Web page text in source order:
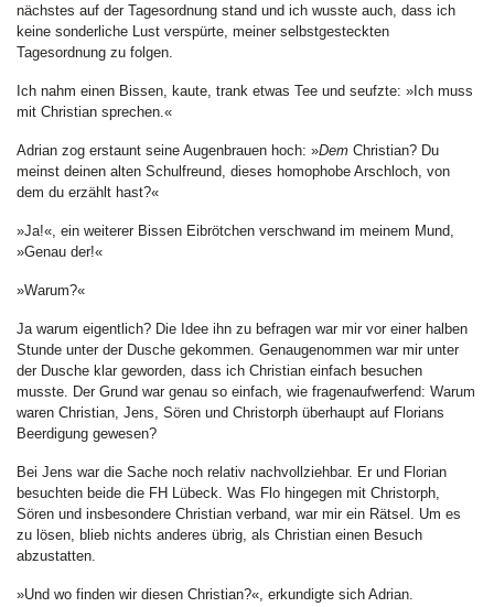
nächstes auf der Tagesordnung stand und ich wusste auch, dass ich
keine sonderliche Lust verspürte, meiner selbstgesteckten
Tagesordnung zu folgen.
Ich nahm einen Bissen, kaute, trank etwas Tee und seufzte: »Ich muss
mit Christian sprechen.«
Adrian zog erstaunt seine Augenbrauen hoch: »Dem Christian? Du
meinst deinen alten Schulfreund, dieses homophobe Arschloch, von
dem du erzählt hast?«
»Ja!«, ein weiterer Bissen Eibrötchen verschwand im meinem Mund,
»Genau der!«
»Warum?«
Ja warum eigentlich? Die Idee ihn zu befragen war mir vor einer halben
Stunde unter der Dusche gekommen. Genaugenommen war mir unter
der Dusche klar geworden, dass ich Christian einfach besuchen
musste. Der Grund war genau so einfach, wie fragenaufwerfend: Warum
waren Christian, Jens, Sören und Christorph überhaupt auf Florians
Beerdigung gewesen?
Bei Jens war die Sache noch relativ nachvollziehbar. Er und Florian
besuchten beide die FH Lübeck. Was Flo hingegen mit Christorph,
Sören und insbesondere Christian verband, war mir ein Rätsel. Um es
zu lösen, blieb nichts anderes übrig, als Christian einen Besuch
abzustatten.
»Und wo finden wir diesen Christian?«, erkundigte sich Adrian.